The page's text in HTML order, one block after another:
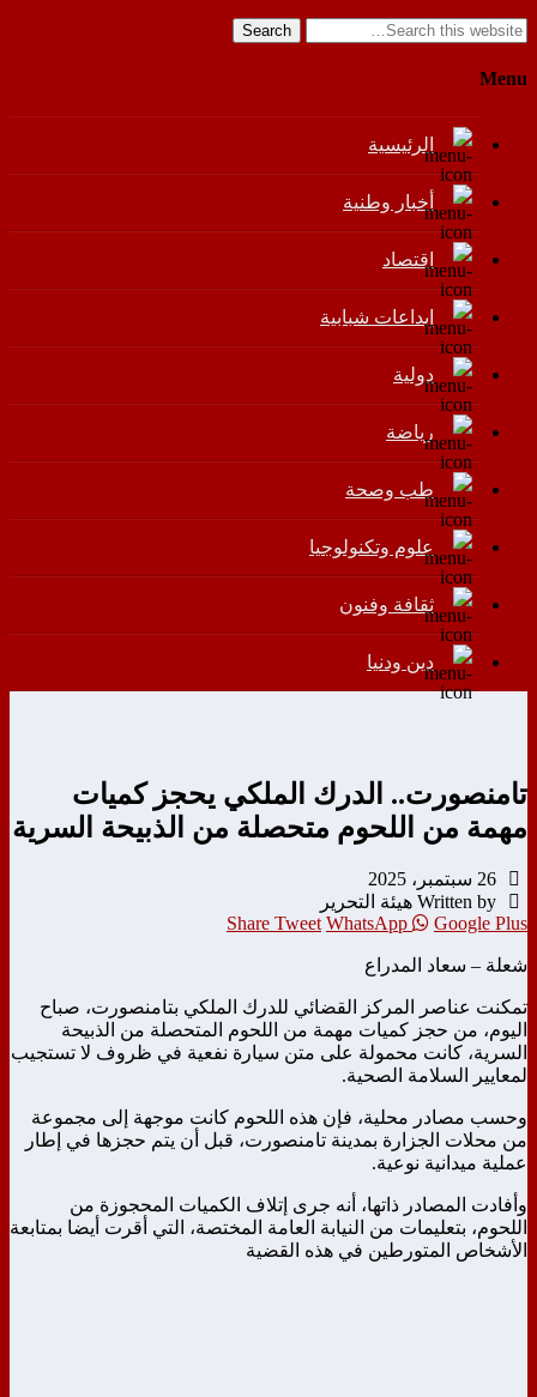
Search
Menu
الرئيسية
أخبار وطنية
اقتصاد
إبداعات شبابية
دولية
رياضة
طب وصحة
علوم وتكنولوجيا
ثقافة وفنون
دين ودنيا
تامنصورت.. الدرك الملكي يحجز كميات
مهمة من اللحوم متحصلة من الذبيحة السرية
26 سبتمبر، 2025
Written by هيئة التحرير
Share Tweet WhatsApp Google Plus
شعلة – سعاد المدراع
تمكنت عناصر المركز القضائي للدرك الملكي بتامنصورت، صباح
اليوم، من حجز كميات مهمة من اللحوم المتحصلة من الذبيحة
السرية، كانت محمولة على متن سيارة نفعية في ظروف لا تستجيب
لمعايير السلامة الصحية.
وحسب مصادر محلية، فإن هذه اللحوم كانت موجهة إلى مجموعة
من محلات الجزارة بمدينة تامنصورت، قبل أن يتم حجزها في إطار
عملية ميدانية نوعية.
وأفادت المصادر ذاتها، أنه جرى إتلاف الكميات المحجوزة من
اللحوم، بتعليمات من النيابة العامة المختصة، التي أقرت أيضا بمتابعة
الأشخاص المتورطين في هذه القضية